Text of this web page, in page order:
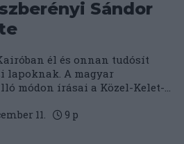
Sándor
él és onnan tudósít
lapoknak. A magyar
módon írásai a Közel-Kelet-...
11. 9 p